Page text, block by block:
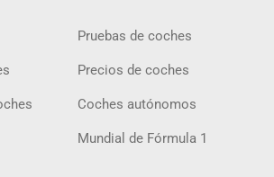
Pruebas de coches
Precios de coches
Coches autónomos
Mundial de Fórmula 1